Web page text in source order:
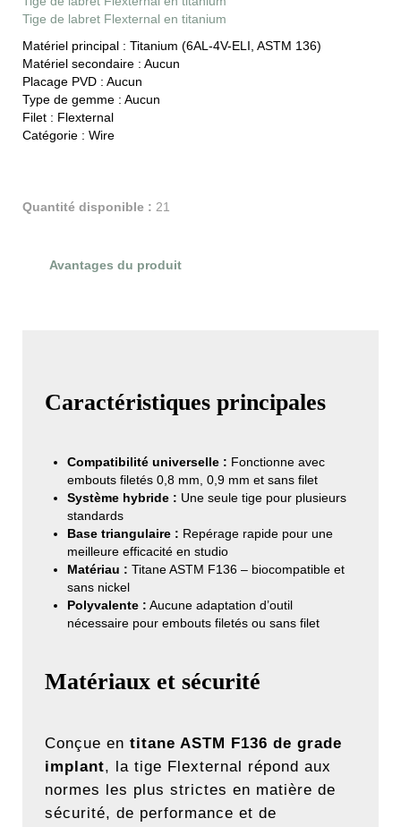
Tige de labret Flexternal en titanium
Matériel principal : Titanium (6AL-4V-ELI, ASTM 136)
Matériel secondaire : Aucun
Placage PVD : Aucun
Type de gemme : Aucun
Filet : Flexternal
Catégorie : Wire
Quantité disponible : 21
Avantages du produit
Caractéristiques principales
Compatibilité universelle : Fonctionne avec
embouts filetés 0,8 mm, 0,9 mm et sans filet
Système hybride : Une seule tige pour plusieurs
standards
Base triangulaire : Repérage rapide pour une
meilleure efficacité en studio
Matériau : Titane ASTM F136 – biocompatible et
sans nickel
Polyvalente : Aucune adaptation d’outil
nécessaire pour embouts filetés ou sans filet
Matériaux et sécurité
Conçue en titane ASTM F136 de grade
implant, la tige Flexternal répond aux
normes les plus strictes en matière de
sécurité, de performance et de